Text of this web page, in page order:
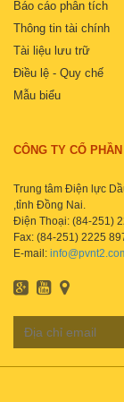
Báo cáo phân tích
Thông tin tài chính
Tài liệu lưu trữ
Điều lệ - Quy chế
Mẫu biểu
CÔNG TY CỔ
Trung tâm Điện lực
,tỉnh Đồng Nai.
Điện Thoại: (84-251)
Fax: (84-251) 2225
E-mail: